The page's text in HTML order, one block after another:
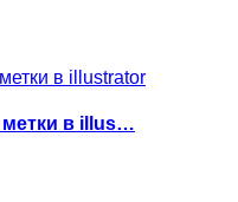
метки в illus…